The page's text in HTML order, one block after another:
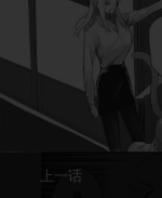
上一话